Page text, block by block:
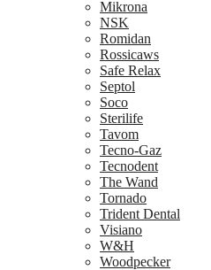
Mikrona
NSK
Romidan
Rossicaws
Safe Relax
Septol
Soco
Sterilife
Tavom
Tecno-Gaz
Tecnodent
The Wand
Tornado
Trident Dental
Visiano
W&H
Woodpecker